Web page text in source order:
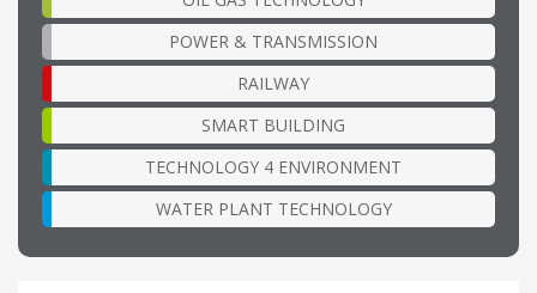
POWER & TRANSMISSION
RAILWAY
SMART BUILDING
TECHNOLOGY 4 ENVIRONMENT
WATER PLANT TECHNOLOGY